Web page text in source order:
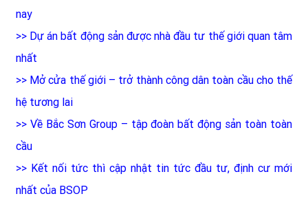
nay
>> Dự án bất động sản được nhà đầu tư thế giới quan tâm
nhất
>> Mở cửa thế giới – trở thành công dân toàn cầu cho thế
hệ tương lai
>> Về Bắc Sơn Group – tập đoàn bất động sản toàn toàn
cầu
>> Kết nối tức thì cập nhật tin tức đầu tư, định cư mới
nhất của BSOP